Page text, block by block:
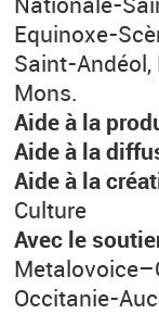
Equinoxe-
Saint-Andéol,
Mons.
Aide à la
Aide à la
Aide à la
Culture
Avec le
Occitanie-